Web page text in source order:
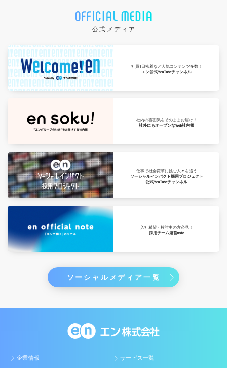
公式メディア
社員1日密着など人気コンテンツ多数！
エン公式YouTubeチャンネル
社内の雰囲気をそのままお届け！
社外にもオープンなWeb社内報
仕事で社会変革に挑む人々を追う
ソーシャルインパクト採用プロジェクト
公式YouTubeチャンネル
入社希望・検討中の方必見！
採用チーム運営note
ソーシャルメディア一覧
企業情報 サービス一覧